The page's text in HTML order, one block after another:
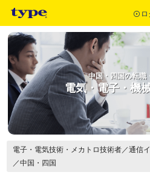
中国・四国の転職
電気・電子・機
電子・電気技術・メカトロ技術者／通信
／中国・四国